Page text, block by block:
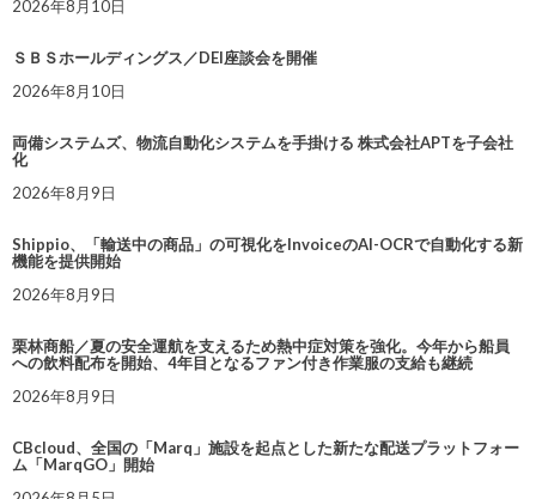
2026年8月10日
ＳＢＳホールディングス／DEI座談会を開催
2026年8月10日
両備システムズ、物流自動化システムを手掛ける 株式会社APTを子会社
化
2026年8月9日
Shippio、「輸送中の商品」の可視化をInvoiceのAI-OCRで自動化する新
機能を提供開始
2026年8月9日
栗林商船／夏の安全運航を支えるため熱中症対策を強化。今年から船員
への飲料配布を開始、4年目となるファン付き作業服の支給も継続
2026年8月9日
CBcloud、全国の「Marq」施設を起点とした新たな配送プラットフォー
ム「MarqGO」開始